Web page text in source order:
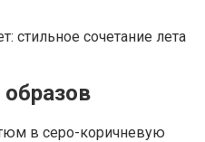
в серо-коричневую